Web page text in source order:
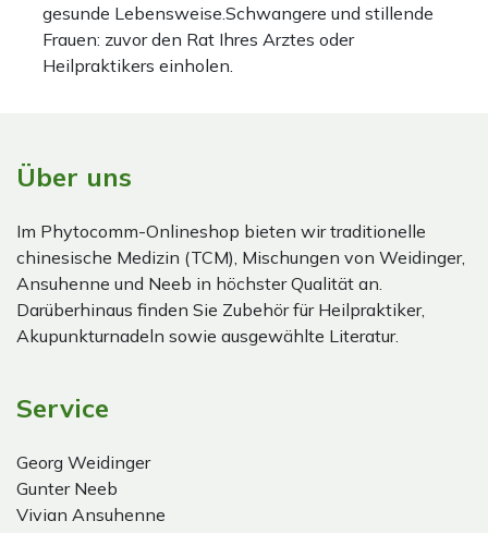
gesunde Lebensweise.Schwangere und stillende
Frauen: zuvor den Rat Ihres Arztes oder
Heilpraktikers einholen.
Über uns
Im Phytocomm-Onlineshop bieten wir traditionelle
chinesische Medizin (TCM), Mischungen von Weidinger,
Ansuhenne und Neeb in höchster Qualität an.
Darüberhinaus finden Sie Zubehör für Heilpraktiker,
Akupunkturnadeln sowie ausgewählte Literatur.
Service
Georg Weidinger
Gunter Neeb
Vivian Ansuhenne